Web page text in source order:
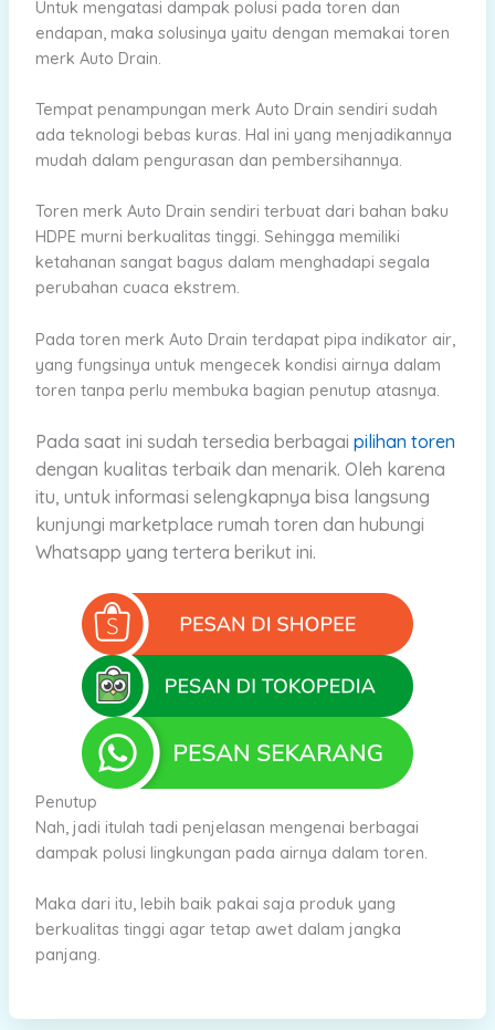
Untuk mengatasi dampak polusi pada toren dan
endapan, maka solusinya yaitu dengan memakai toren
merk Auto Drain.
Tempat penampungan merk Auto Drain sendiri sudah
ada teknologi bebas kuras. Hal ini yang menjadikannya
mudah dalam pengurasan dan pembersihannya.
Toren merk Auto Drain sendiri terbuat dari bahan baku
HDPE murni berkualitas tinggi. Sehingga memiliki
ketahanan sangat bagus dalam menghadapi segala
perubahan cuaca ekstrem.
Pada toren merk Auto Drain terdapat pipa indikator air,
yang fungsinya untuk mengecek kondisi airnya dalam
toren tanpa perlu membuka bagian penutup atasnya.
Pada saat ini sudah tersedia berbagai pilihan toren
dengan kualitas terbaik dan menarik. Oleh karena
itu, untuk informasi selengkapnya bisa langsung
kunjungi marketplace rumah toren dan hubungi
Whatsapp yang tertera berikut ini.
Penutup
Nah, jadi itulah tadi penjelasan mengenai berbagai
dampak polusi lingkungan pada airnya dalam toren.
Maka dari itu, lebih baik pakai saja produk yang
berkualitas tinggi agar tetap awet dalam jangka
panjang.